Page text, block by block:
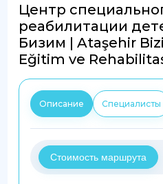
Центр
реабилитации
Бизим | Ataşehir
Eğitim ve
Описание Специалисты
Стоимость маршрута